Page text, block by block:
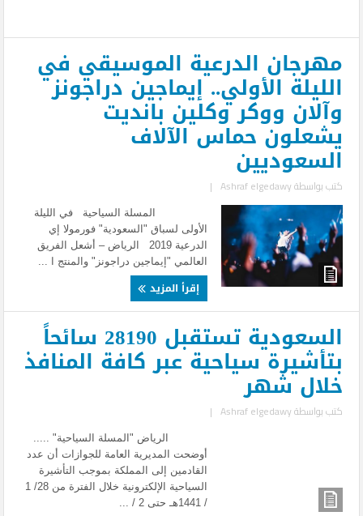
مهرجان الدرعية الموسيقي في
الليلة الأولي.. إيماجين دراجونز
وآلان ووكر وكلين بانديت
يشعلون حماس الآلاف
السعوديين
كتب بواسطةAshraf elgedawy
|
المسلة السياحية في الليلة
الأولى لسباق "السعودية" فورمولا إي
الدرعية 2019 الرياض – أشعل الفريق
العالمي "إيماجين دراجونز" والمنتج ا ...
إقرأ المزيد
السعودية تستقبل 28190 سائحاً
بتأشيرة سياحية عبر كافة المنافذ
خلال شهر
كتب بواسطةAshraf elgedawy
|
الرياض "المسلة السياحية" .....
أوضحت المديرية العامة للجوازات أن عدد
القادمين إلى المملكة بموجب التأشيرة
السياحية الإلكترونية خلال الفترة من 28/ 1
/ 1441هـ حتى 2 / ...